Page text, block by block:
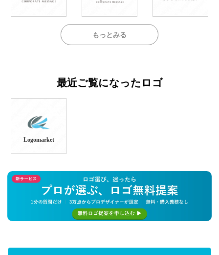
もっとみる
最近ご覧になったロゴ
Logomarket